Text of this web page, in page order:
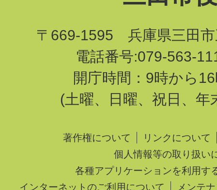
〒669-1595 兵庫県三田市
電話番号:079-563-
開庁時間：9時から
(土曜、日曜、祝日、年
著作権について
リンクについて
個人情報等の取り扱い
各種アプリケーションを利用す
インターネットのご利用について
メンテ